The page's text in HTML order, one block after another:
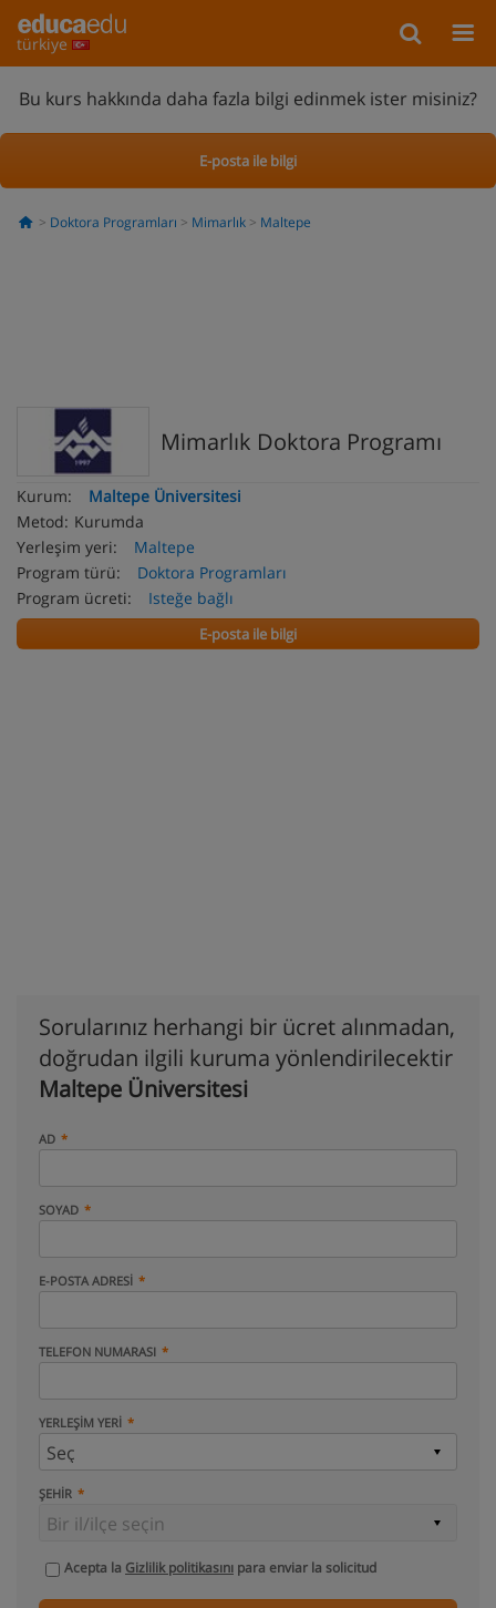
türkiye
Bu kurs hakkında daha fazla bilgi edinmek ister misiniz?
E-posta ile bilgi
Doktora Programları Mimarlık Maltepe
Mimarlık Doktora Programı
Kurum:
Maltepe Üniversitesi
Metod: Kurumda
Yerleşim yeri:
Maltepe
Program türü:
Doktora Programları
Program ücreti:
Isteğe bağlı
E-posta ile bilgi
Sorularınız herhangi bir ücret alınmadan,
doğrudan ilgili kuruma yönlendirilecektir
Maltepe Üniversitesi
AD
SOYAD
E-POSTA ADRESI
TELEFON NUMARASI
YERLEŞIM YERI
ŞEHIR
Acepta la Gizlilik politikasını para enviar la solicitud